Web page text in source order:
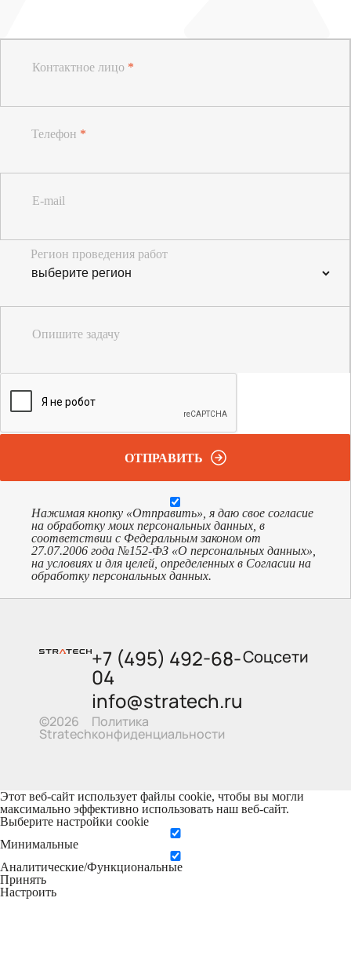
Контактное лицо *
Телефон *
E-mail
Регион проведения работ
Опишите задачу
ОТПРАВИТЬ
Нажимая кнопку «Отправить», я даю свое согласие
на обработку моих персональных данных, в
соответствии с Федеральным законом от
27.07.2006 года №152-ФЗ «О персональных данных»,
на условиях и для целей, определенных в Согласии на
обработку персональных данных.
©2026
Stratech
+7 (495) 492-68-
04
info@stratech.ru
Политика
конфиденциальности
Соцсети
Этот веб-сайт использует файлы cookie, чтобы вы могли
максимально эффективно использовать наш веб-сайт.
Выберите настройки cookie
Минимальные
Аналитические/Функциональные
Принять
Настроить